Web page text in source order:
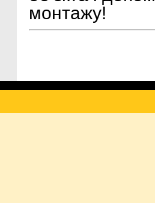
монтажу!